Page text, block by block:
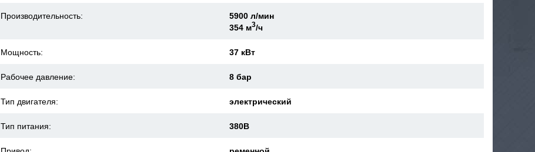
Производительность:
5900 л/мин
354 м3/ч
Мощность: 37 кВт
Рабочее давление: 8 бар
Тип двигателя: электрический
Тип питания: 380В